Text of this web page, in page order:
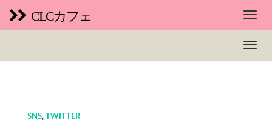
CLCカフェ
SNS, TWITTER